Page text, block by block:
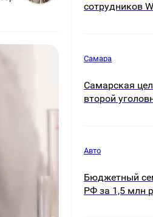
сотрудников
Самара
Самарская
второй
Авто
Бюджетный
РФ за 1,5 млн